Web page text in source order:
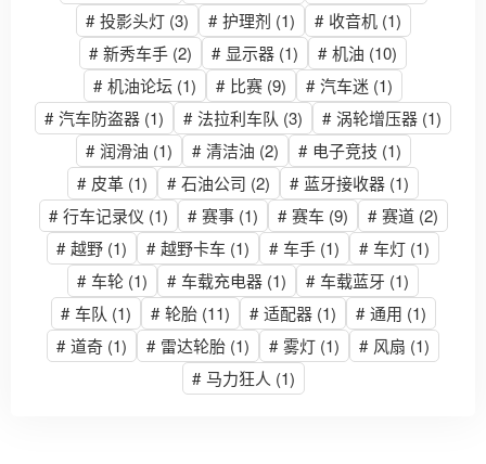
# 投影头灯(3) # 护理剂 (1) # 收音机(1)
# 新秀车手 (2) # 显示器 (1) # 机油 (10)
# 机油论坛 (1) # 比赛 (9) # 汽车迷 (1)
# 汽车防盗器 (1) # 法拉利车队 (3) # 涡轮增压器 (1)
# 润滑油 (1) # 清洁油 (2) # 电子竞技 (1)
# 皮革 (1) # 石油公司 (2) # 蓝牙接收器 (1)
# 行车记录仪 (1) # 赛事(1) # 赛车(9) # 赛道(2)
# 越野 (1) # 越野卡车 (1) # 车手 (1) # 车灯 (1)
# 车轮 (1) # 车载充电器 (1) # 车载蓝牙 (1)
# 车队 (1) # 轮胎(11) # 适配器(1) # 通用 (1)
# 道奇 (1) # 雷达轮胎 (1) # 雾灯 (1) # 风扇 (1)
# 马力狂人 (1)